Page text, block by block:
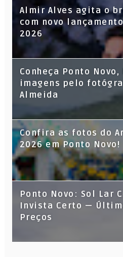
Almir Alves agita o
com novo
2026
Conheça Ponto
imagens pelo
Almeida
Confira as fotos do
2026 em Ponto Novo!
Ponto Novo: Sol Lar
Invista Certo —
Preços